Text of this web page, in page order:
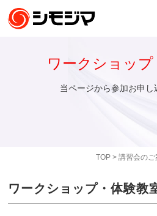
TOP> 講習会のご
ワークショップ
当ページから参加お申し
ワークショップ・体験教